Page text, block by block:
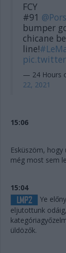
FCY
#91
bumper
chicane
line!
— 24 Hours
22, 2021
15:06
Esküszöm,
még most sem
15:04
Ye
eljutottunk
üldözők.